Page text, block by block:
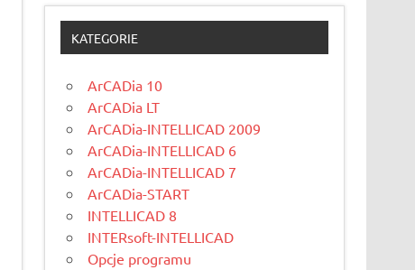
KATEGORIE
ArCADia 10
ArCADia LT
ArCADia-INTELLICAD 2009
ArCADia-INTELLICAD 6
ArCADia-INTELLICAD 7
ArCADia-START
INTELLICAD 8
INTERsoft-INTELLICAD
Opcje programu